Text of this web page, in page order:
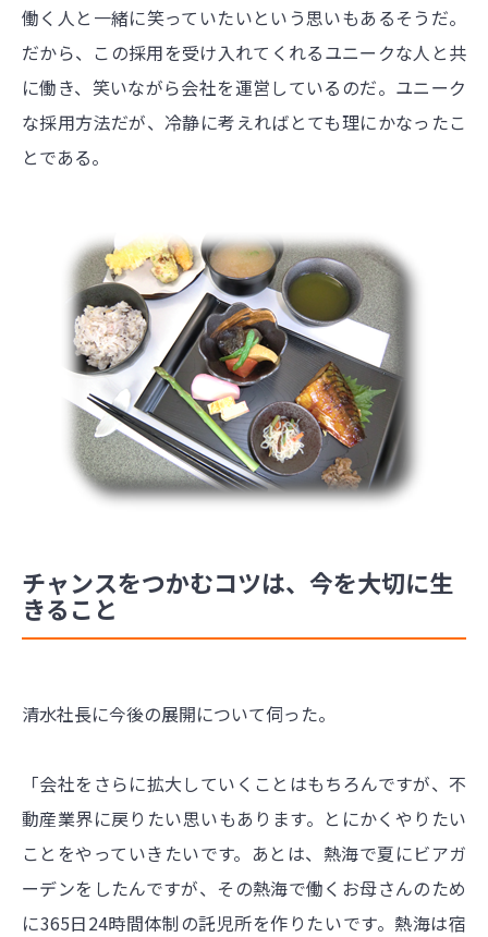
働く人と一緒に笑っていたいという思いもあるそうだ。
だから、この採用を受け入れてくれるユニークな人と共
に働き、笑いながら会社を運営しているのだ。ユニーク
な採用方法だが、冷静に考えればとても理にかなったこ
とである。
チャンスをつかむコツは、今を大切に生
きること
清水社長に今後の展開について伺った。
「会社をさらに拡大していくことはもちろんですが、不
動産業界に戻りたい思いもあります。とにかくやりたい
ことをやっていきたいです。あとは、熱海で夏にビアガ
ーデンをしたんですが、その熱海で働くお母さんのため
に365日24時間体制の託児所を作りたいです。熱海は宿